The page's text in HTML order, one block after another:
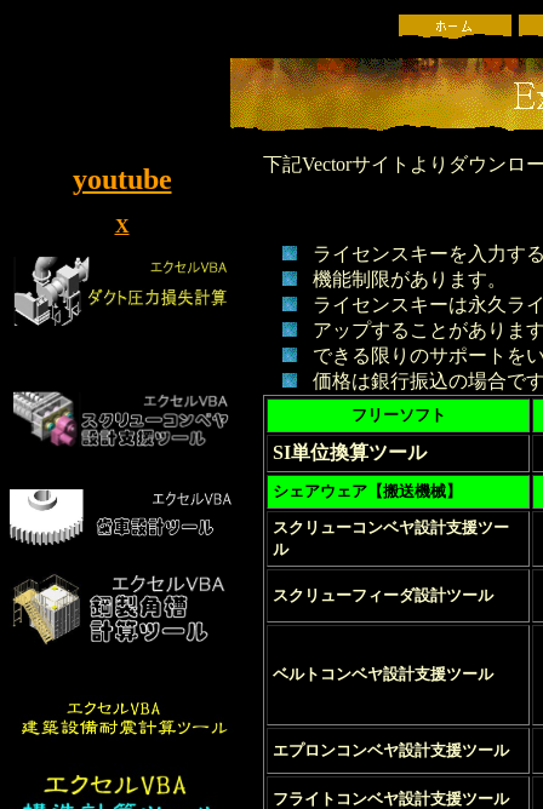
youtube
X
下記Vectorサイトよりダウンロ
ライセンスキーを入力す
機能制限があります。
ライセンスキーは永久ラ
アップすることがありま
できる限りのサポートを
価格は銀行振込の場合で
フリーソフト
SI単位換算ツール
シェアウェア【搬送機械】
スクリューコンベヤ設計支援ツー
ル
スクリューフィーダ設計ツール
ベルトコンベヤ設計支援ツール
エプロンコンベヤ設計支援ツール
フライトコンベヤ設計支援ツール